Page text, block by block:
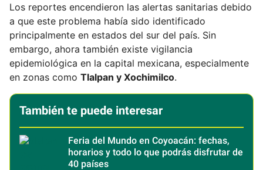
Los reportes encendieron las alertas sanitarias debido
a que este problema había sido identificado
principalmente en estados del sur del país. Sin
embargo, ahora también existe vigilancia
epidemiológica en la capital mexicana, especialmente
en zonas como Tlalpan y Xochimilco.
También te puede interesar
Feria del Mundo en Coyoacán: fechas,
horarios y todo lo que podrás disfrutar de
40 países